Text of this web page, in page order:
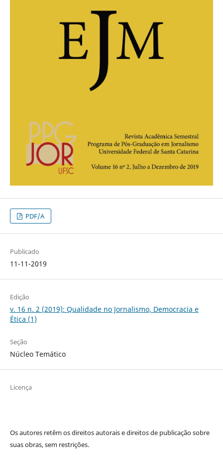
PDF/A
Publicado
11-11-2019
Edição
v. 16 n. 2 (2019): Qualidade no Jornalismo, Democracia e
Ética (1)
Seção
Núcleo Temático
Licença
Os autores retêm os direitos autorais e direitos de publicação sobre
suas obras, sem restrições.